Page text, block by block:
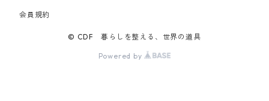
会員規約
© CDF 暮らしを整える、世界の道具
Powered by